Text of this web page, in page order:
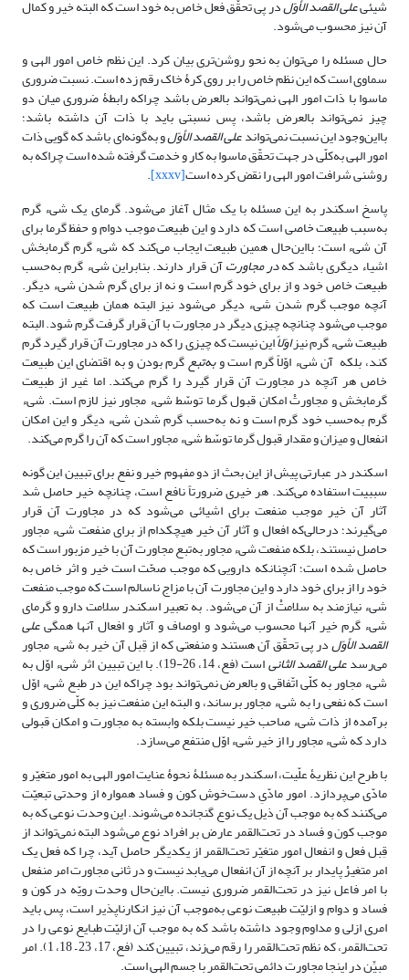
شیئیعلی ‌القصد الأوّلدر پی تحقّق فعل خاص به خود است که البته خیر و کمال
آن نیز محسوب می‌شود.
حال مسئله را می‌توان به‌ نحو روشن‌تری بیان کرد. این نظم خاص امور الهی و
سماوی است که این نظم خاص را بر روی کرۀ خاک رقم زده است. نسبت ضروری
ماسوا با ذات امور الهی نمی‌تواند بالعرض باشد چراکه رابطۀ ضروری میان دو
چیز نمی‌تواند بالعرض باشد، پس نسبتی باید با ذات آن داشته باشد؛
با‌این‌وجود این نسبت نمی‌تواندعلی القصد الأوّلو به‌گونه‌ای باشد که گویی ذات
امور الهی به‌کلّی در جهت تحقّق ماسوا به کار و خدمت گرفته شده است چراکه به
روشنی شرافت امور الهی را نقض کرده است[xxxv]
.
پاسخ اسکندر به این مسئله با یک مثال آغاز می‌شود. گرمای یک شیء گرم
به‌سبب طبیعت خاصی است که دارد و این طبیعت موجب دوام و حفظ گرما برای
آن شیء است؛ بااین‌حال همین طبیعت ایجاب می‌کند که شیء گرم گرمابخش
اشیاء دیگری باشد کهدر مجاورتآن قرار دارند. بنابراین شیء گرم به‌حسب
طبیعت خاص خود و از برای خود گرم است و نه از برای گرم شدن شیء دیگر.
آنچه موجب گرم شدن شیء دیگر می‌شود نیز البته همان طبیعت است که
موجب می‌شود چنانچه چیزی دیگر در مجاورت با آن قرار گرفت گرم شود. البته
طبیعت شیء گرم نیزاوّلاًاین نیست که چیزی را که در مجاورت آن قرار گیرد گرم
کند، بلکه آن شیء اوّلاً گرم است وبه‌تبعگرم بودن و به اقتضای این طبیعت
خاص هر آنچه در مجاورت آن قرار گیرد را گرم می‌کند. اما غیر از طبیعت
گرمابخش و مجاورتْ امکان قبول گرما توسّط شیء مجاور نیز لازم است. شیء
گرم به‌حسب خود گرم است و نه به‌حسب گرم شدن شیء دیگر و این امکان
انفعال و میزان و مقدار قبول گرما توسّط شیء مجاور است که آن را گرم می‌کند.
اسکندر در عبارتی پیش از این بحث از دو مفهوم خیر و نفع برای تبیین این گونه
سببیت استفاده می‌کند. هر خیری ضرورتاً نافع است، چنانچه خیر حاصل شد
آثار آن خیر موجب منفعت برای اشیائی می‌شود که در مجاورت آن قرار
می‌گیرند؛ درحالی‌که افعال و آثار آن خیر هیچکدام از برای منفعت شیء مجاور
حاصل نیستند، بلکه منفعت شیء مجاور به‌تبع مجاورت آن با خیر مزبور است که
حاصل شده است؛ آنچنانکه دارویی که موجب صحّت است خیر و اثر خاص به
خود را از برای خود دارد و این مجاورت آن با مزاج ناسالم است که موجب منفعت
شیء نیازمند به سلامتْ از آن می‌شود. به تعبیر اسکندر سلامت دارو و گرمای
شیء گرم خیر آنها محسوب می‌شود و اوصاف و آثار و افعال آنها همگیعلی
‌القصد الأوّلدر پی تحقّق آن هستند و منفعتی که از قِبل آن خیر به شیء مجاور
می‌رسدعلی ‌القصد الثانی است (فع، 14، 26-19). با این تبیین اثر شیء اوّل به
شیء مجاور به کلّی اتّفاقی و بالعرض نمی‌تواند بود چراکه این در طبع شیء اوّل
است که نفعی را به شیء مجاور برساند، و البته این منفعت نیز به کلّی ضروری و
برآمده از ذات شیء صاحب خیر نیست بلکه وابسته به مجاورت و امکان قبولی
دارد که شیء مجاور را از خیر شیء اوّل منتفع می‌سازد.
با طرح این نظریۀ علّیت، اسکندر به مسئلۀ نحوۀ عنایت امور الهی به امور متغیّر و
مادّی می‌پردازد. امور مادّیِ دست‌خوش کون و فساد همواره از وحدتی تبعیّت
می‌کنند که به موجب آن ذیل یک نوع گنجانده می‌شوند. این وحدت نوعی که به
موجب کون و فساد در تحت‌القمر عارض بر افراد نوع می‌شود البته نمی‌تواند از
قِبل فعل و انفعال امور متغیّر تحت‌القمر از یکدیگر حاصل آید، چرا که فعل یک
امر متغیرْ پایدار بر آنچه از آن انفعال می‌یابد نیست و در ثانی مجاورت امر منفعل
با امر فاعل نیز در تحت‌القمر ضروری نیست. بااین‌حال وحدت رویّه در کون و
فساد و دوام و ازلیّت طبیعت نوعی به‌موجب آن نیز انکارناپذیر است، پس باید
امری ازلی و مداوم وجود داشته باشد که به موجب آن ازلیّت طبایع نوعی را در
تحت‌القمر، که نظم تحت‌القمر را رقم می‌زند، تبیین کند (فع، 17، 23 – 18، 1). امر
مبیِّن در اینجا مجاورت دائمی تحت‌القمر با جسم الهی است.